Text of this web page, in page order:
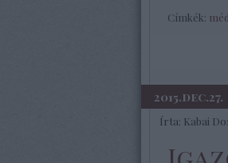
Címkék:
2015.dec.27.
Írta: Kabai